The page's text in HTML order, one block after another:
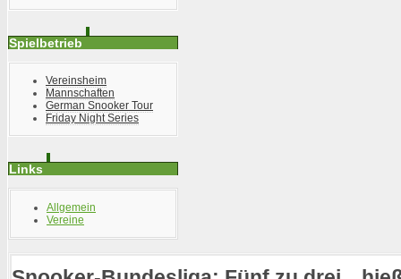
Spielbetrieb
Vereinsheim
Mannschaften
German Snooker Tour
Friday Night Series
Links
Allgemein
Vereine